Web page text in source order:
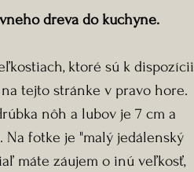
dreva do kuchyne.
ktoré sú k dispozícii
tejto stránke v pravo hore.
nôh a lubov je 7 cm a
Na fotke je "malý jedálenský
máte záujem o inú veľkosť,